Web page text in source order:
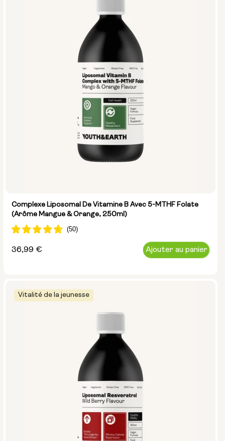
Complexe Liposomal De Vitamine B Avec 5-MTHF Folate
(Arôme Mangue & Orange, 250ml)
Prix
36,99 € Ajouter au panier
Vitalité de la jeunesse